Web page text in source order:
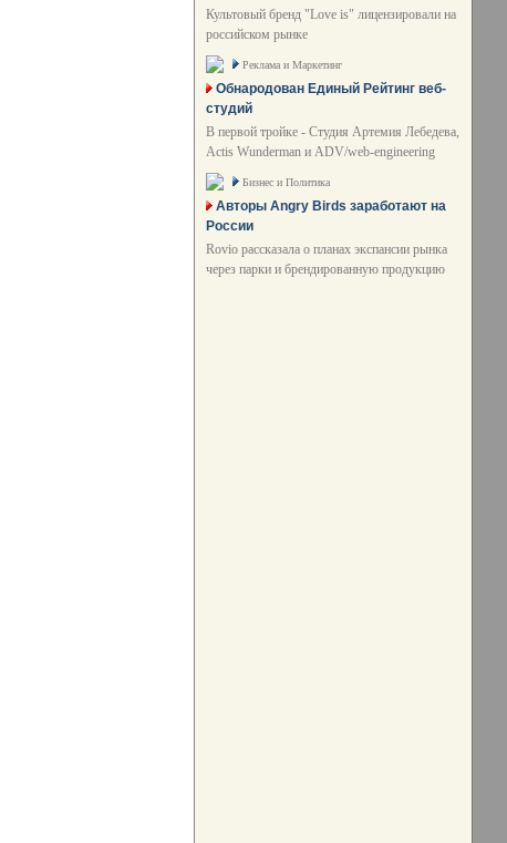
Культовый бренд "Love is" лицензировали на
российском рынке
Реклама и Маркетинг
Обнародован Единый Рейтинг веб-
студий
В первой тройке - Студия Артемия Лебедева,
Actis Wunderman и ADV/web-engineering
Бизнес и Политика
Авторы Angry Birds заработают на
России
Rovio рассказала о планах экспансии рынка
через парки и брендированную продукцию